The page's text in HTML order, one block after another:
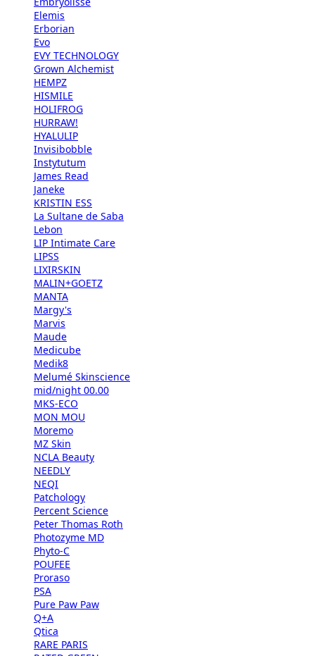
Elemis
Erborian
Evo
EVY TECHNOLOGY
Grown Alchemist
HEMPZ
HISMILE
HOLIFROG
HURRAW!
HYALULIP
Invisibobble
Instytutum
James Read
Janeke
KRISTIN ESS
La Sultane de Saba
Lebon
LIP Intimate Care
LIPSS
LIXIRSKIN
MALIN+GOETZ
MANTA
Margy's
Marvis
Maude
Medicube
Medik8
Melumé Skinscience
mid/night 00.00
MKS-ECO
MON MOU
Moremo
MZ Skin
NCLA Beauty
NEEDLY
NEQI
Patchology
Percent Science
Peter Thomas Roth
Photozyme MD
Phyto-C
POUFEE
Proraso
PSA
Pure Paw Paw
Q+A
Qtica
RARE PARIS